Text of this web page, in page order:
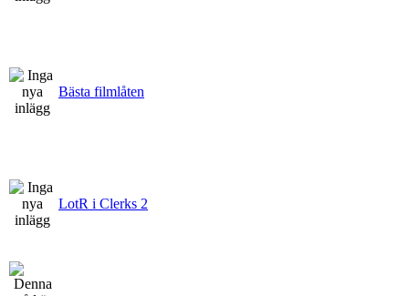
Bästa filmlåten
LotR i Clerks 2